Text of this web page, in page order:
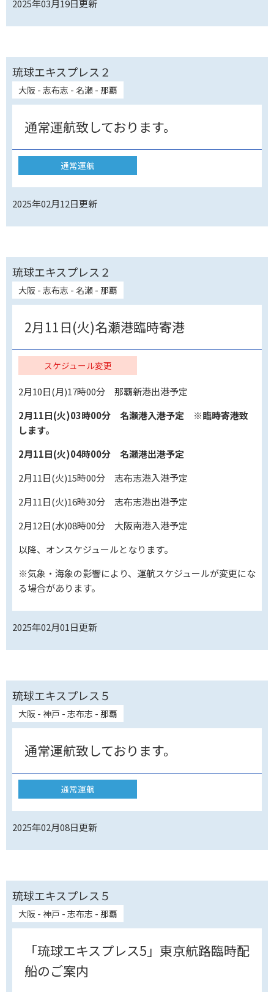
2025年03月19日更新
琉球エキスプレス２
大阪 - 志布志 - 名瀬 - 那覇
通常運航致しております。
通常運航
2025年02月12日更新
琉球エキスプレス２
大阪 - 志布志 - 名瀬 - 那覇
2月11日(火)名瀬港臨時寄港
スケジュール変更
2月10日(月)17時00分 那覇新港出港予定
2月11日(火)03時00分 名瀬港入港予定 ※臨時寄港致
します。
2月11日(火)04時00分 名瀬港出港予定
2月11日(火)15時00分 志布志港入港予定
2月11日(火)16時30分 志布志港出港予定
2月12日(水)08時00分 大阪南港入港予定
以降、オンスケジュールとなります。
※気象・海象の影響により、運航スケジュールが変更にな
る場合があります。
2025年02月01日更新
琉球エキスプレス５
大阪 - 神戸 - 志布志 - 那覇
通常運航致しております。
通常運航
2025年02月08日更新
琉球エキスプレス５
大阪 - 神戸 - 志布志 - 那覇
「琉球エキスプレス5」東京航路臨時配
船のご案内